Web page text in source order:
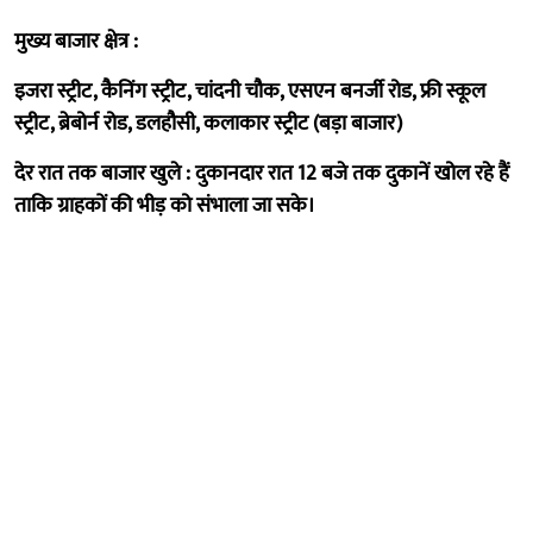
मुख्य बाजार क्षेत्र :
इजरा स्ट्रीट, कैनिंग स्ट्रीट, चांदनी चौक, एसएन बनर्जी रोड, फ्री स्कूल
स्ट्रीट, ब्रेबोर्न रोड, डलहौसी, कलाकार स्ट्रीट (बड़ा बाजार)
देर रात तक बाजार खुले : दुकानदार रात 12 बजे तक दुकानें खोल रहे हैं
ताकि ग्राहकों की भीड़ को संभाला जा सके।